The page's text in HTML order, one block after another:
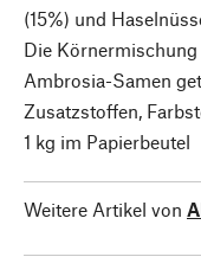
(15%) und
Die
Ambrosia-Samen
Zusatzstoffen,
1 kg im Papierbeutel
Weitere Artikel von